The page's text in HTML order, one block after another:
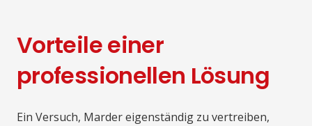
Vorteile einer
professionellen Lösung
Ein Versuch, Marder eigenständig zu vertreiben,